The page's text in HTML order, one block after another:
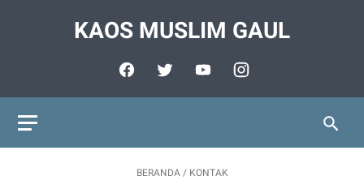
KAOS MUSLIM GAUL
BERANDA / KONTAK